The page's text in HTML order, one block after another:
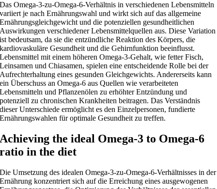
Das Omega-3-zu-Omega-6-Verhältnis in verschiedenen Lebensmitteln
variiert je nach Ernährungswahl und wirkt sich auf das allgemeine
Ernährungsgleichgewicht und die potenziellen gesundheitlichen
Auswirkungen verschiedener Lebensmittelquellen aus. Diese Variation
ist bedeutsam, da sie die entzündliche Reaktion des Körpers, die
kardiovaskuläre Gesundheit und die Gehirnfunktion beeinflusst.
Lebensmittel mit einem höheren Omega-3-Gehalt, wie fetter Fisch,
Leinsamen und Chiasamen, spielen eine entscheidende Rolle bei der
Aufrechterhaltung eines gesunden Gleichgewichts. Andererseits kann
ein Überschuss an Omega-6 aus Quellen wie verarbeiteten
Lebensmitteln und Pflanzenölen zu erhöhter Entzündung und
potenziell zu chronischen Krankheiten beitragen. Das Verständnis
dieser Unterschiede ermöglicht es den Einzelpersonen, fundierte
Ernährungswahlen für optimale Gesundheit zu treffen.
Achieving the ideal Omega-3 to Omega-6
ratio in the diet
Die Umsetzung des idealen Omega-3-zu-Omega-6-Verhältnisses in der
Ernährung konzentriert sich auf die Erreichung eines ausgewogenen